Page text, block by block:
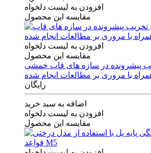
افزودن به لیست دلخواه
مقایسه این محصول
افزودن به لیست دلخواه
مقایسه این محصول
پیشرونده در سازه های قاب خمشی
با مروری بر مطالعات انجام شده
رایگان
اضافه به سبد خرید
افزودن به لیست دلخواه
مقایسه این محصول